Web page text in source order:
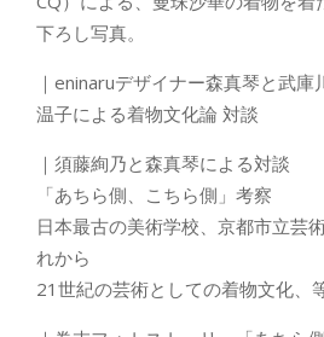
下ろし写真。
｜eninaruデザイナー森真琴と武
温子による着物文化論 対談
｜須藤絢乃と森真琴による対談
「あちら側、こちら側」考察
日本最古の美術学校、京都市立芸
れから
21世紀の芸術としての着物文化、